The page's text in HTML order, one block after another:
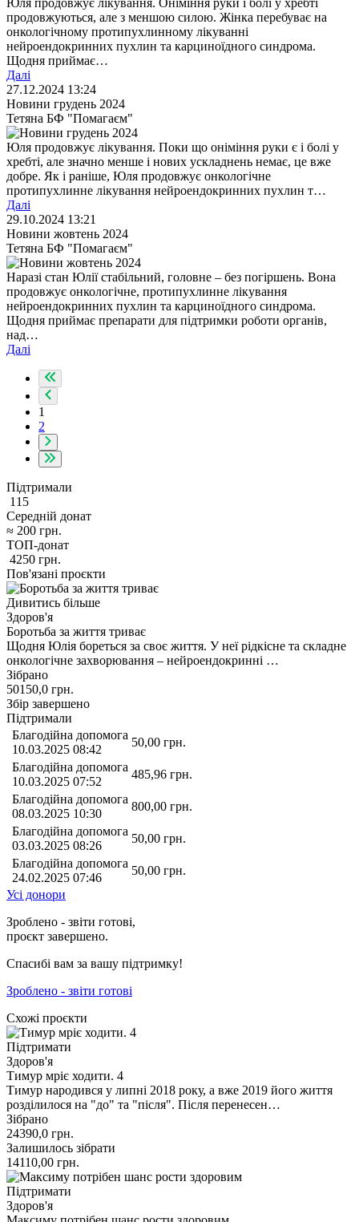
продовжуються, але з меншою силою. Жінка перебуває на
онкологічному протипухлинному лікуванні
нейроендокринних пухлин та карциноїдного синдрома.
Щодня приймає…
Далі
27.12.2024 13:24
Новини грудень 2024
Тетяна БФ "Помагаєм"
Юля продовжує лікування. Поки що оніміння руки є і болі у
хребті, але значно менше і нових ускладнень немає, це вже
добре. Як і раніше, Юля продовжує онкологічне
протипухлинне лікування нейроендокринних пухлин т…
Далі
29.10.2024 13:21
Новини жовтень 2024
Тетяна БФ "Помагаєм"
Наразі стан Юлії стабільний, головне – без погіршень. Вона
продовжує онкологічне, протипухлинне лікування
нейроендокринних пухлин та карциноїдного синдрома.
Щодня приймає препарати для підтримки роботи органів,
над…
Далі
1
2
Підтримали
115
Середній донат
≈ 200 грн.
ТОП-донат
4250 грн.
Пов'язані проєкти
Дивитись більше
Здоров'я
Боротьба за життя триває
Щодня Юлія бореться за своє життя. У неї рідкісне та складне
онкологічне захворювання – нейроендокринні …
Зібрано
50150,0 грн.
Збір завершено
Підтримали
Благодійна допомога
10.03.2025 08:42
50,00 грн.
Благодійна допомога
10.03.2025 07:52
485,96 грн.
Благодійна допомога
08.03.2025 10:30
800,00 грн.
Благодійна допомога
03.03.2025 08:26
50,00 грн.
Благодійна допомога
24.02.2025 07:46
50,00 грн.
Усі донори
Зроблено - звіти готові,
проєкт завершено.
Спасибі вам за вашу підтримку!
Зроблено - звіти готові
Схожі проєкти
Підтримати
Здоров'я
Тимур мріє ходити. 4
Тимур народився у липні 2018 року, а вже 2019 його життя
розділилося на "до" та "після". Після перенесен…
Зібрано
24390,0 грн.
Залишилось зібрати
14110,00 грн.
Підтримати
Здоров'я